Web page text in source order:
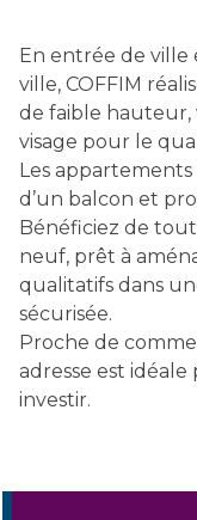
En entrée de
ville, COFFIM
de faible hauteur,
visage pour le
Les
d’un balcon et
Bénéficiez de
neuf, prêt à
qualitatifs dans
sécurisée.
Proche de
adresse est
investir.